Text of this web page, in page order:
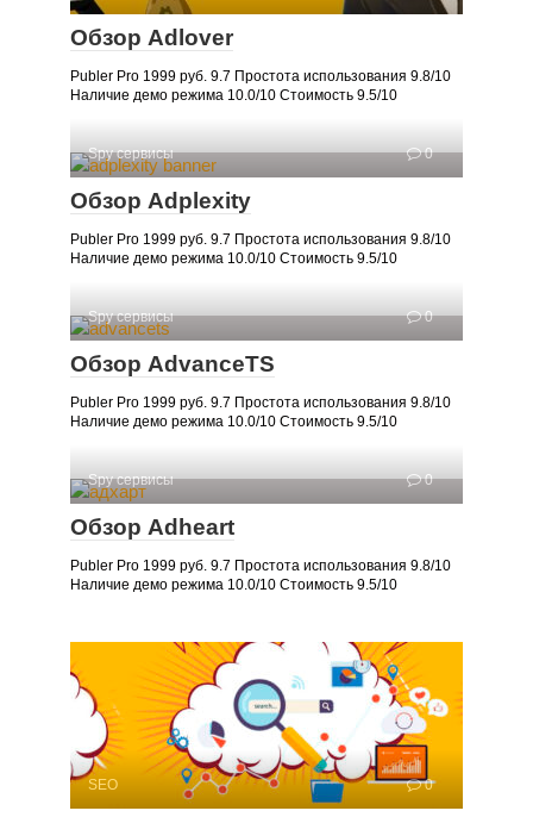
Обзор Adlover
Publer Pro 1999 руб. 9.7 Простота использования 9.8/10
Наличие демо режима 10.0/10 Стоимость 9.5/10
Spy сервисы 0
Обзор Adplexity
Publer Pro 1999 руб. 9.7 Простота использования 9.8/10
Наличие демо режима 10.0/10 Стоимость 9.5/10
Spy сервисы 0
Обзор AdvanceTS
Publer Pro 1999 руб. 9.7 Простота использования 9.8/10
Наличие демо режима 10.0/10 Стоимость 9.5/10
Spy сервисы 0
Обзор Adheart
Publer Pro 1999 руб. 9.7 Простота использования 9.8/10
Наличие демо режима 10.0/10 Стоимость 9.5/10
SEO 0